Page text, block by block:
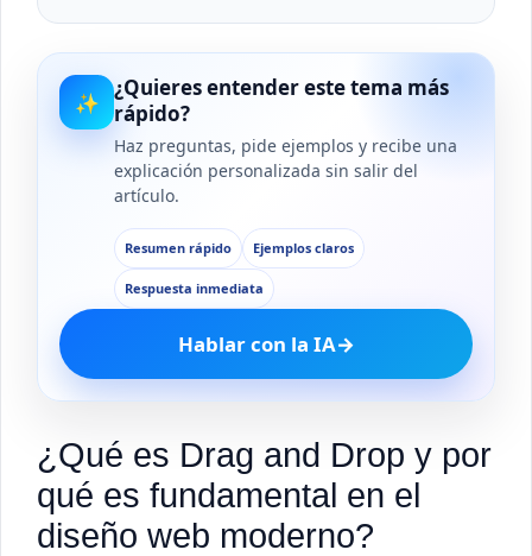
✨
¿Quieres entender este tema más
rápido?
Haz preguntas, pide ejemplos y recibe una
explicación personalizada sin salir del
artículo.
Resumen rápido Ejemplos claros
Respuesta inmediata
Hablar con la IA→
¿Qué es Drag and Drop y por
qué es fundamental en el
diseño web moderno?